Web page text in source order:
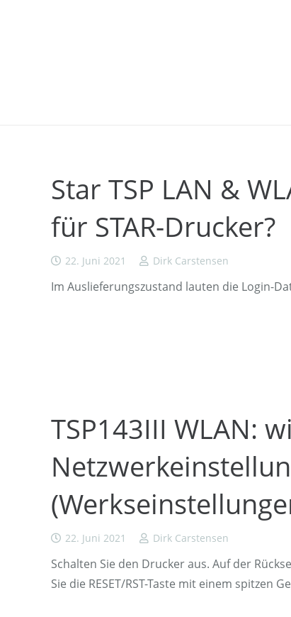
Star TSP LAN &
für STAR-Drucker?
22. Juni 2021 Dirk Carstensen
Im Auslieferungszustand lauten die Login-
TSP143III WLAN:
22. Juni 2021 Dirk Carstensen
Schalten Sie den Drucker aus. Auf der
Sie die RESET/RST-Taste mit einem